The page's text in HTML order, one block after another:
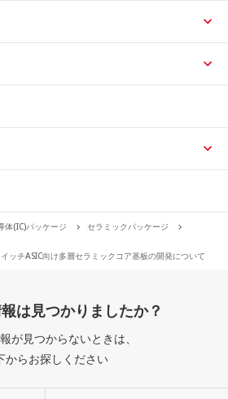
体(IC)パッケージ
セラミックパッケージ
ッチASIC向け多層セラミックコア基板の開発について
は見つかりましたか？
が見つからないときは、
からお探しください